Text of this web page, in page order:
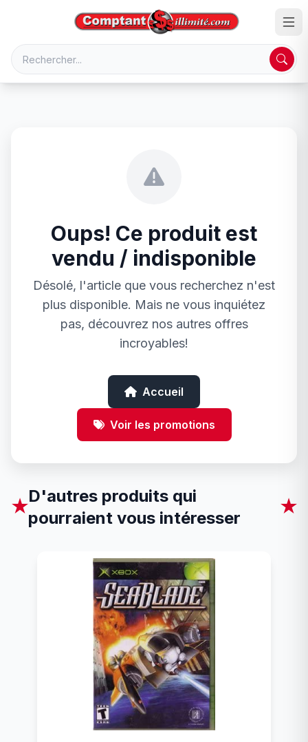
Oups! Ce produit est
vendu / indisponible
Désolé, l'article que vous recherchez n'est
plus disponible. Mais ne vous inquiétez
pas, découvrez nos autres offres
incroyables!
Accueil
Voir les promotions
★
D'autres produits qui
pourraient vous intéresser
★